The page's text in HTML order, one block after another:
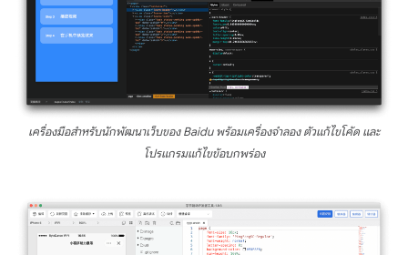
เครื่องมือสำหรับนักพัฒนาเว็บของ Baidu พร้อมเครื่องจำลอง ตัวแก้ไขโค้ด และ
โปรแกรมแก้ไขข้อบกพร่อง